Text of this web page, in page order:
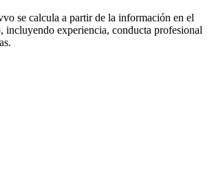
se calcula a partir de la información en el
incluyendo experiencia, conducta profesional